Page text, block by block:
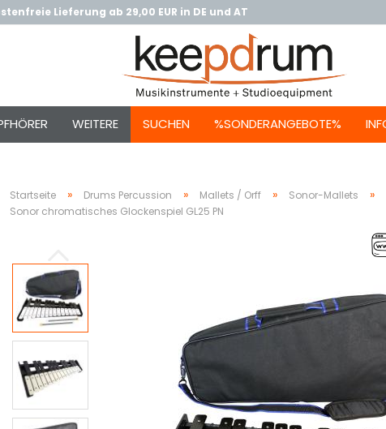
Lieferung ab 29,00 EUR in DE und AT
SUCHEN %SONDERANGEBOTE%
WEITERE
Startseite » Drums Percussion » Mallets / Orff » Sonor-Mallets »
Sonor chromatisches Glockenspiel GL25 PN